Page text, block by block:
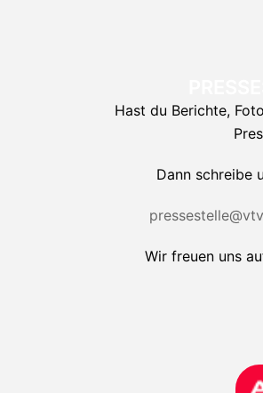
Hast du Berichte,
Dann schreibe
Wir freuen uns